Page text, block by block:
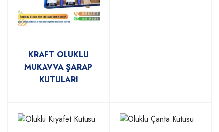
KRAFT OLUKLU
MUKAVVA ŞARAP
KUTULARI